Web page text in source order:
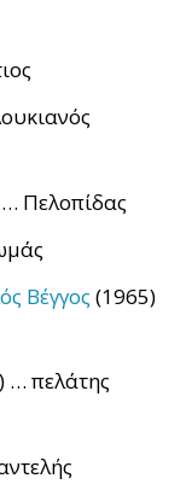
Πελοπίδας
Βέγγος (1965)
… πελάτης